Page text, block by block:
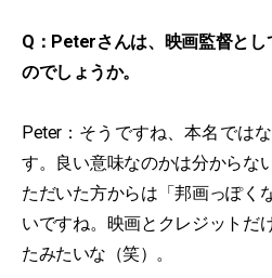
Q：Peterさんは、映画監督とし
のでしょうか。
Peter：そうですね、本名では
す。良い意味なのかは分からな
ただいた方からは「邦画っぽく
いですね。映画とクレジットだ
たみたいな（笑）。